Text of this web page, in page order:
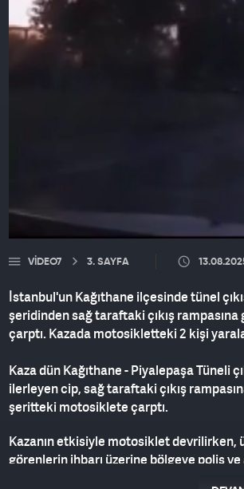
VIDEO7 3. SAYFA
İstanbul'un Kağıthane ilçesinde tünel
şeridinden sağ taraftaki çıkış
çarptı. Kazada motosikletteki 2 kişi
Kaza dün Kağıthane - Piyalepaşa Tüneli
ilerleyen cip, sağ taraftaki çıkış
şeritteki motosiklete çarptı.
Kazanın etkisiyle motosiklet devrilirken,
görenlerin ihbarı üzerine bölgeye polis